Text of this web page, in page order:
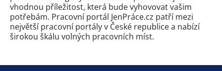
vhodnou příležitost, která bude vyhovovat vašim
potřebám. Pracovní portál JenPráce.cz patří mezi
největší pracovní portály v České republice a nabízí
širokou škálu volných pracovních míst.